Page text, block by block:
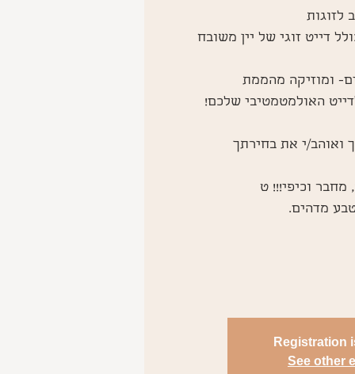
Registration
See other